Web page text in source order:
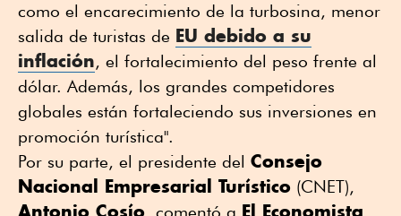
como el encarecimiento de la turbosina, menor
salida de turistas de EU debido a su
inflación, el fortalecimiento del peso frente al
dólar. Además, los grandes competidores
globales están fortaleciendo sus inversiones en
promoción turística".
Por su parte, el presidente del Consejo
Nacional Empresarial Turístico (CNET),
Antonio Cosío , comentó a El Economista